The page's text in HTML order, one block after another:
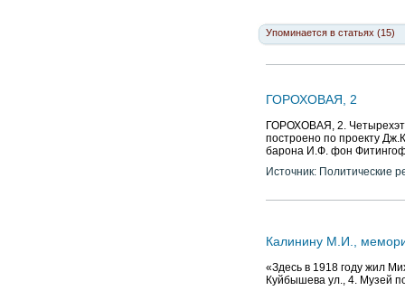
Упоминается в статьях (15)
ГОРОХОВАЯ, 2
ГОРОХОВАЯ, 2.
построено по проекту
барона И.Ф. фон
Источник: Политические
Калинину М.И.,
«Здесь в 1918 году жил
Куйбышева ул., 4. Музей